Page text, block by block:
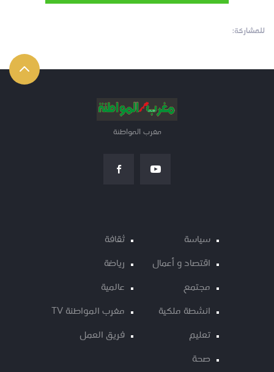
للمشاركة:
مغرب المواطنة
سياسة
اقتصاد و أعمال
مجتمع
انشطة ملكية
تعليم
صحة
ثقافة
رياضة
عالمية
مغرب المواطنة TV
فريق العمل